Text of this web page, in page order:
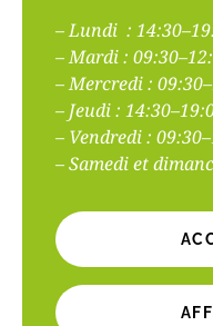
– Lundi :
– Mardi :
– Mercredi :
– Jeudi :
– Vendredi :
– Samedi et